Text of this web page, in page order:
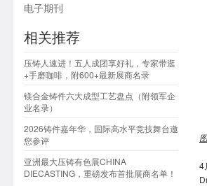
电子期刊
相关推荐
压铸人速进！五人成团享好礼，专家带逛
+手磨咖啡，附600+最新展商名录
镁合金铸件六大成型工艺盘点（附领军企
业名录）
2026铸件嘉年华，国际高水平竞技舞台邀
您参评
亚洲最大压铸有色展CHINA
DIECASTING，重磅发布首批展商名单！
图
4